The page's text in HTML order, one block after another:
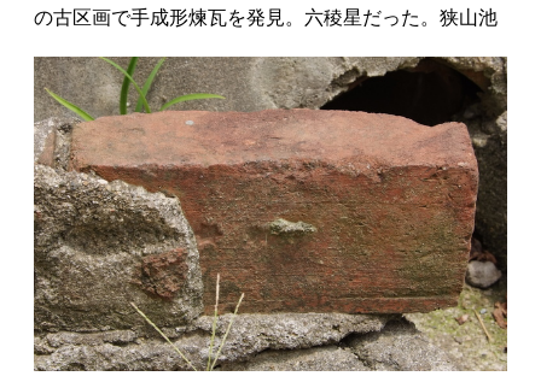
の古区画で手成形煉瓦を発見。 六稜星だった。狭山池